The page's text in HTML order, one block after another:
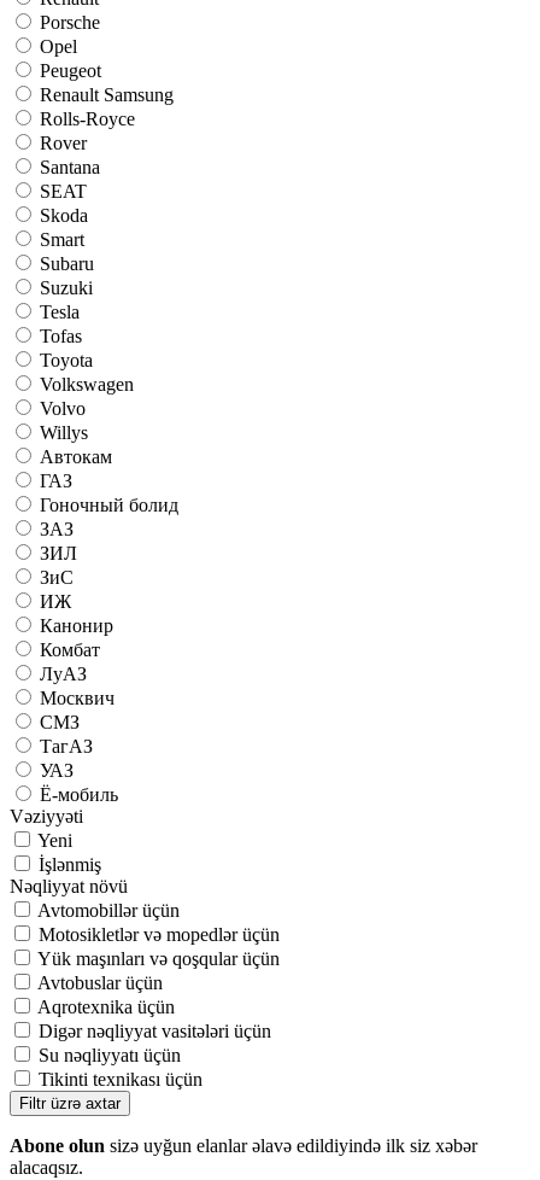
Porsche
Opel
Peugeot
Renault Samsung
Rolls-Royce
Rover
Santana
SEAT
Skoda
Smart
Subaru
Suzuki
Tesla
Tofas
Toyota
Volkswagen
Volvo
Willys
Автокам
ГАЗ
Гоночный болид
ЗАЗ
ЗИЛ
ЗиС
ИЖ
Канонир
Комбат
ЛуАЗ
Москвич
СМЗ
ТагАЗ
УАЗ
Ё-мобиль
Vəziyyəti
Yeni
İşlənmiş
Nəqliyyat növü
Avtomobillər üçün
Motosikletlər və mopedlər üçün
Yük maşınları və qoşqular üçün
Avtobuslar üçün
Aqrotexnika üçün
Digər nəqliyyat vasitələri üçün
Su nəqliyyatı üçün
Tikinti texnikası üçün
Filtr üzrə axtar
Abone olun sizə uyğun elanlar əlavə edildiyində ilk siz xəbər
alacaqsız.